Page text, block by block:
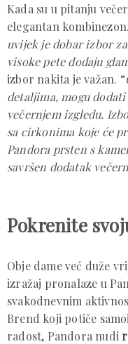
Kada su u pitanju
elegantan
uvijek je dobar izbor
visoke pete dodaju
izbor nakita je važan. “
detaljima, mogu
večernjem izgledu.
sa cirkonima koje će
Pandora prsten s
savršen dodatak
Pokrenite
Obje dame već duže
izražaj pronalaze u
svakodnevnim
Brend koji potiče
radost, Pandora nudi